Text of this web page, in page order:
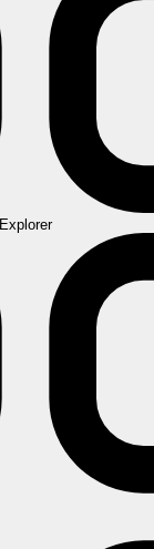
Explorer